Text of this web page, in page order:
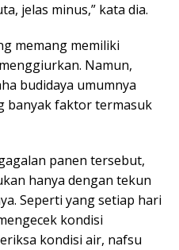
jelas minus,” kata dia.
memang memiliki
Namun,
budidaya umumnya
banyak faktor termasuk
panen tersebut,
hanya dengan tekun
Seperti yang setiap hari
kondisi
kondisi air, nafsu